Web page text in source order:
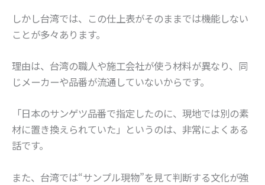
しかし台湾では、この仕上表がそのままでは機能しない
ことが多々あります。
理由は、台湾の職人や施工会社が使う材料が異なり、同
じメーカーや品番が流通していないからです。
「日本のサンゲツ品番で指定したのに、現地では別の素
材に置き換えられていた」というのは、非常によくある
話です。
また、台湾では“サンプル現物”を見て判断する文化が強